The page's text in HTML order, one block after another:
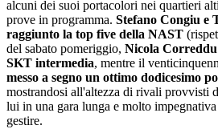
alcuni dei suoi portacolori nei quartieri
prove in programma. Stefano Congiu e
raggiunto la top five della NAST
del sabato pomeriggio, Nicola
SKT intermedia, mentre il
messo a segno un ottimo dodicesimo
mostrandosi all'altezza di rivali provvisti
lui in una gara lunga e molto impegnativa
gestire.